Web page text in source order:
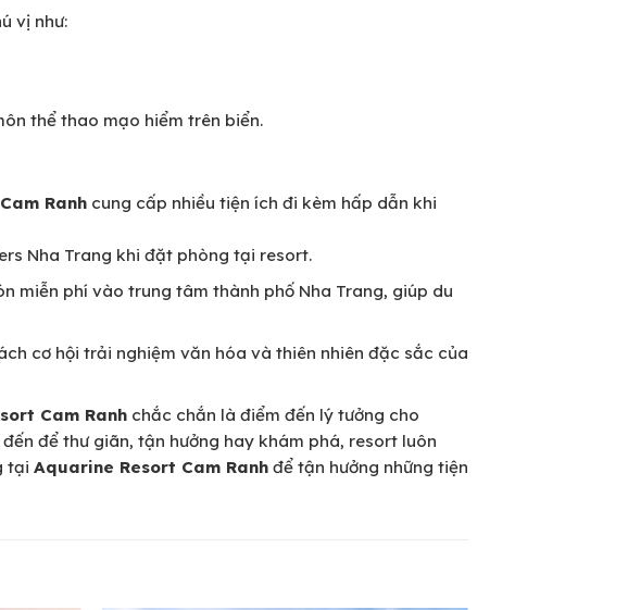
vị như:
thể thao mạo hiểm trên biển.
Ranh cung cấp nhiều tiện ích đi kèm hấp dẫn khi
Nha Trang khi đặt phòng tại resort.
miễn phí vào trung tâm thành phố Nha Trang, giúp du
cơ hội trải nghiệm văn hóa và thiên nhiên đặc sắc của
Cam Ranh chắc chắn là điểm đến lý tưởng cho
để thư giãn, tận hưởng hay khám phá, resort luôn
tại Aquarine Resort Cam Ranh để tận hưởng những tiện